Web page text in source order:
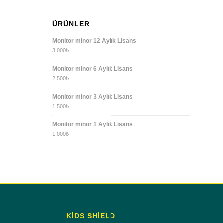
ÜRÜNLER
Monitor minor 12 Aylık Lisans
3,000₺
Monitor minor 6 Aylık Lisans
2,500₺
Monitor minor 3 Aylık Lisans
1,500₺
Monitor minor 1 Aylık Lisans
1,000₺
KİDS SHİELD